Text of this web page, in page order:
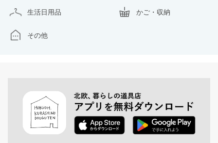
生活日用品 かご・収納
その他